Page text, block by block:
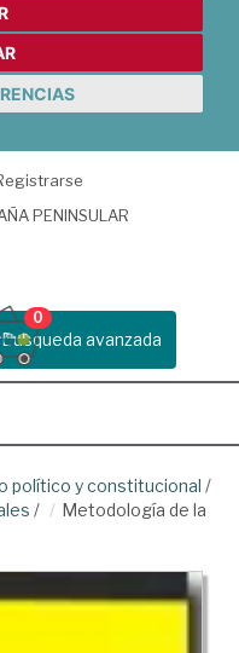
PENINSULAR
Busqueda avanzada
0
político y constitucional /
/
Metodología de la